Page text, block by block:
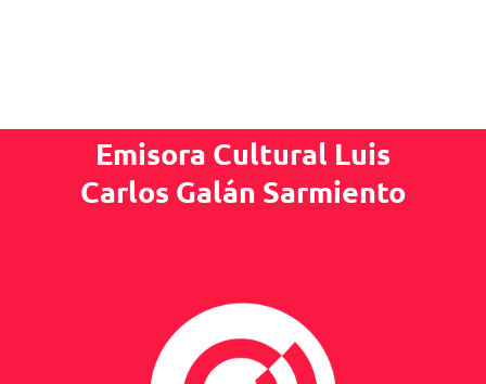
Emisora Cultural Luis
Carlos Galán Sarmiento